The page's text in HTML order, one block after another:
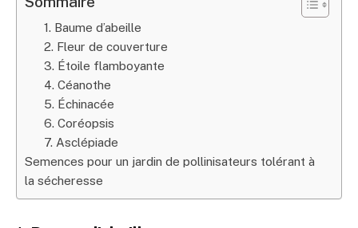
1. Baume d’abeille
2. Fleur de couverture
3. Étoile flamboyante
4. Céanothe
5. Échinacée
6. Coréopsis
7. Asclépiade
Semences pour un jardin de pollinisateurs tolérant à
la sécheresse